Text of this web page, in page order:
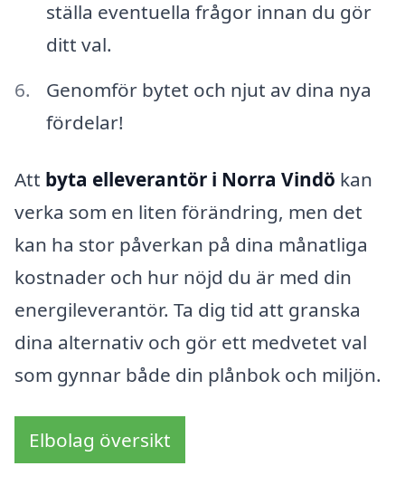
ställa eventuella frågor innan du gör
ditt val.
Genomför bytet och njut av dina nya
fördelar!
Att byta elleverantör i Norra Vindö kan
verka som en liten förändring, men det
kan ha stor påverkan på dina månatliga
kostnader och hur nöjd du är med din
energileverantör. Ta dig tid att granska
dina alternativ och gör ett medvetet val
som gynnar både din plånbok och miljön.
Elbolag översikt